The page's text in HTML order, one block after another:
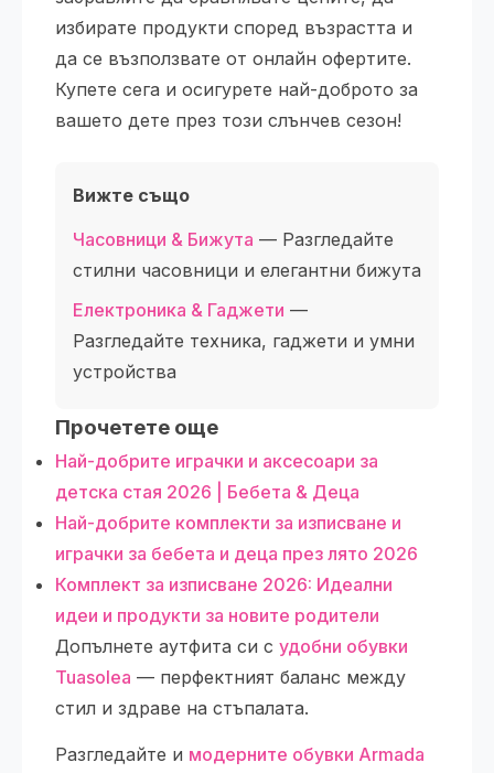
избирате продукти според възрастта и
да се възползвате от онлайн офертите.
Купете сега и осигурете най-доброто за
вашето дете през този слънчев сезон!
Вижте също
Часовници & Бижута — Разгледайте
стилни часовници и елегантни бижута
Електроника & Гаджети —
Разгледайте техника, гаджети и умни
устройства
Прочетете още
Най-добрите играчки и аксесоари за
детска стая 2026 | Бебета & Деца
Най-добрите комплекти за изписване и
играчки за бебета и деца през лято 2026
Комплект за изписване 2026: Идеални
идеи и продукти за новите родители
Допълнете аутфита си с удобни обувки
Tuasolea — перфектният баланс между
стил и здраве на стъпалата.
Разгледайте и модерните обувки Armada